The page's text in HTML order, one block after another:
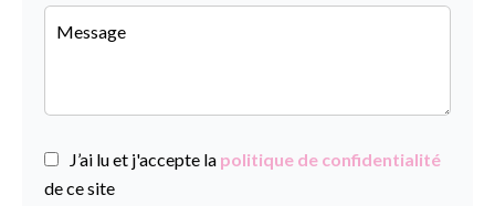
J’ai lu et j'accepte la politique de confidentialité
de ce site